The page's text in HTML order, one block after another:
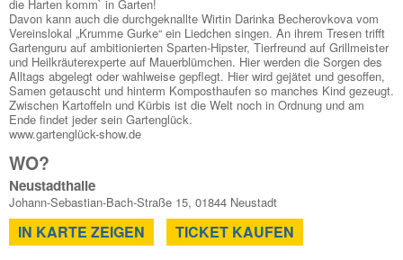
die Harten komm` in Garten!
Davon kann auch die durchgeknallte Wirtin Darinka Becherovkova vom
Vereinslokal „Krumme Gurke“ ein Liedchen singen. An ihrem Tresen trifft
Gartenguru auf ambitionierten Sparten-Hipster, Tierfreund auf Grillmeister
und Heilkräuterexperte auf Mauerblümchen. Hier werden die Sorgen des
Alltags abgelegt oder wahlweise gepflegt. Hier wird gejätet und gesoffen,
Samen getauscht und hinterm Komposthaufen so manches Kind gezeugt.
Zwischen Kartoffeln und Kürbis ist die Welt noch in Ordnung und am
Ende findet jeder sein Gartenglück.
www.gartenglück-show.de
WO?
Neustadthalle
Johann-Sebastian-Bach-Straße 15, 01844 Neustadt
IN KARTE ZEIGEN TICKET KAUFEN